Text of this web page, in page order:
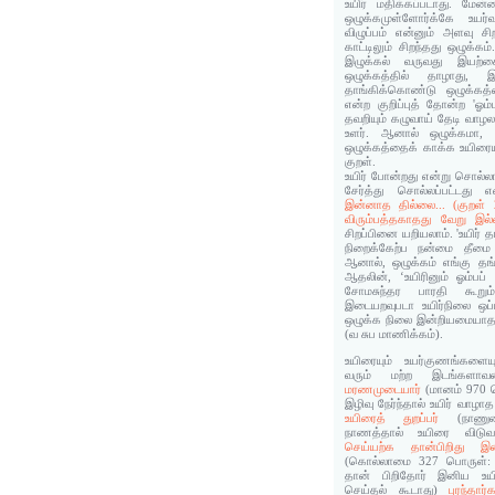
உயிர் மதிக்கப்படாது.
ஒழுக்கமுள்ளோர்க்கே
விழுப்பம் என்னும் அளவு
காட்டிலும் சிறந்தது
இழுக்கல் வருவது
ஒழுக்கத்தில் தாழாது,
தாங்கிக்கொண்டு
என்ற குறிப்புத் தோன்ற
தவறியும் கழுவாய் தேடி
உளர். ஆனால் ஒழுக்கமா,
ஒழுக்கத்தைக் காக்க
குறள்.
உயிர் போன்றது என்று
சேர்த்து
இன்னாத தில்லை... (குறள்
விரும்பத்தகாதது வேறு
சிறப்பினை யறியலாம்.
நிறைக்கேற்ப நன்மை தீமை
ஆனால், ஒழுக்கம் எங்கு
ஆதலின், ‘உயிரினும்
சோமசுந்தர பாரதி
இடையறவுபடா உயிர்நிலை
ஒழுக்க நிலை
(வ சுப மாணிக்கம்).
உயிரையும்
வரும் மற்ற
மரணமுடையார்(மானம் 970
இழிவு நேர்ந்தால் உயிர்
உயிரைத் துறப்பர்
நாணத்தால் உயிரை
செய்யற்க தான்பிறிது
(கொல்லாமை 327 பொருள்:
தான் பிறிதோர் இனிய
செய்தல் கூடாது)